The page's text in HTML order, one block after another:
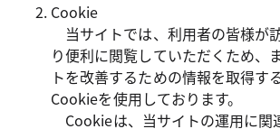
Cookie
当サイトでは、利用者の皆様が
り便利に閲覧していただくため、
トを改善するための情報を取得す
Cookieを使用しております。
Cookieは、当サイトの運用に関